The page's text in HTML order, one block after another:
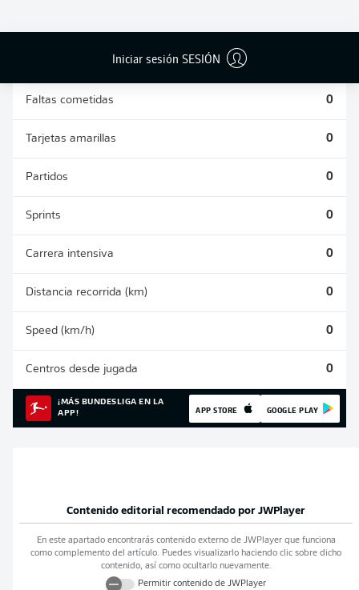
Iniciar sesión SESIÓN
Faltas cometidas 0
Tarjetas amarillas 0
Partidos 0
Sprints 0
Carrera intensiva 0
Distancia recorrida (km) 0
Speed (km/h) 0
Centros desde jugada 0
¡MÁS BUNDESLIGA EN LA
APP!
APP STORE GOOGLE PLAY
Contenido editorial recomendado por JWPlayer
En este apartado encontrarás contenido externo de JWPlayerque funciona
como complemento del artículo. Puedes visualizarlo haciendo clic sobre dicho
contenido, así como ocultarlo nuevamente.
Permitir contenido de JWPlayer